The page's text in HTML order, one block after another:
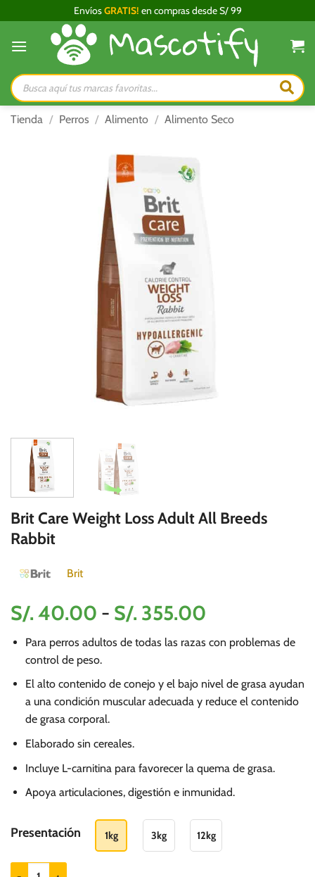
al
contenido
EnvíosGRATIS! en compras desde S/ 99
Búsqueda
de
productos
Tienda / Perros / Alimento / Alimento Seco
Brit Care Weight Loss Adult All Breeds
Rabbit
Brit
S/. 40.00 - S/. 355.00
precios:
S/.
40.00
355.00
Para perros adultos de todas las razas con problemas de
control de peso.
El alto contenido de conejo y el bajo nivel de grasa ayudan
a una condición muscular adecuada y reduce el contenido
de grasa corporal.
Elaborado sin cereales.
Incluye L-carnitina para favorecer la quema de grasa.
Apoya articulaciones, digestión e inmunidad.
Presentación 1kg 3kg 12kg
Brit Care Weight Loss Adult All Breeds Rabbit cantidad